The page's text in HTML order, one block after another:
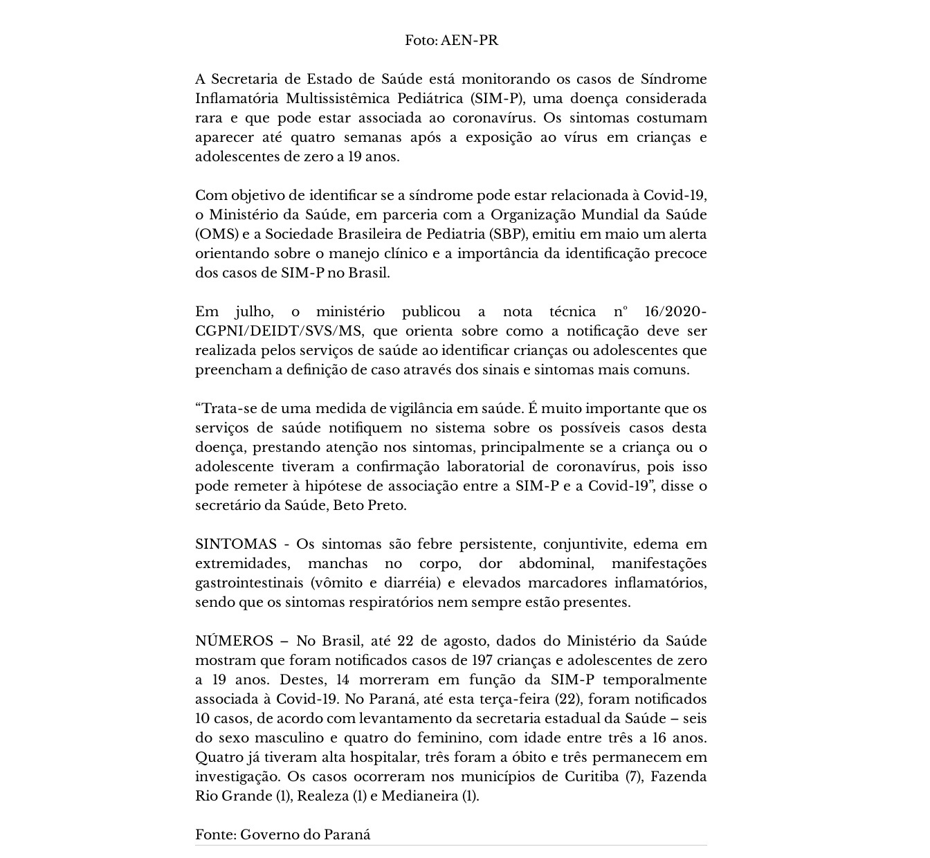
Foto: AEN-PR
A Secretaria de Estado de Saúde está monitorando os casos de Síndrome
Inflamatória Multissistêmica Pediátrica (SIM-P), uma doença considerada
rara e que pode estar associada ao coronavírus. Os sintomas costumam
aparecer até quatro semanas após a exposição ao vírus em crianças e
adolescentes de zero a 19 anos.
Com objetivo de identificar se a síndrome pode estar relacionada à Covid-19,
o Ministério da Saúde, em parceria com a Organização Mundial da Saúde
(OMS) e a Sociedade Brasileira de Pediatria (SBP), emitiu em maio um alerta
orientando sobre o manejo clínico e a importância da identificação precoce
dos casos de SIM-P no Brasil.
Em julho, o ministério publicou a nota técnica nº 16/2020-
CGPNI/DEIDT/SVS/MS, que orienta sobre como a notificação deve ser
realizada pelos serviços de saúde ao identificar crianças ou adolescentes que
preencham a definição de caso através dos sinais e sintomas mais comuns.
“Trata-se de uma medida de vigilância em saúde. É muito importante que os
serviços de saúde notifiquem no sistema sobre os possíveis casos desta
doença, prestando atenção nos sintomas, principalmente se a criança ou o
adolescente tiveram a confirmação laboratorial de coronavírus, pois isso
pode remeter à hipótese de associação entre a SIM-P e a Covid-19”, disse o
secretário da Saúde, Beto Preto.
SINTOMAS - Os sintomas são febre persistente, conjuntivite, edema em
extremidades, manchas no corpo, dor abdominal, manifestações
gastrointestinais (vômito e diarréia) e elevados marcadores inflamatórios,
sendo que os sintomas respiratórios nem sempre estão presentes.
NÚMEROS – No Brasil, até 22 de agosto, dados do Ministério da Saúde
mostram que foram notificados casos de 197 crianças e adolescentes de zero
a 19 anos. Destes, 14 morreram em função da SIM-P temporalmente
associada à Covid-19. No Paraná, até esta terça-feira (22), foram notificados
10 casos, de acordo com levantamento da secretaria estadual da Saúde – seis
do sexo masculino e quatro do feminino, com idade entre três a 16 anos.
Quatro já tiveram alta hospitalar, três foram a óbito e três permanecem em
investigação. Os casos ocorreram nos municípios de Curitiba (7), Fazenda
Rio Grande (1), Realeza (1) e Medianeira (1).
Fonte: Governo do Paraná